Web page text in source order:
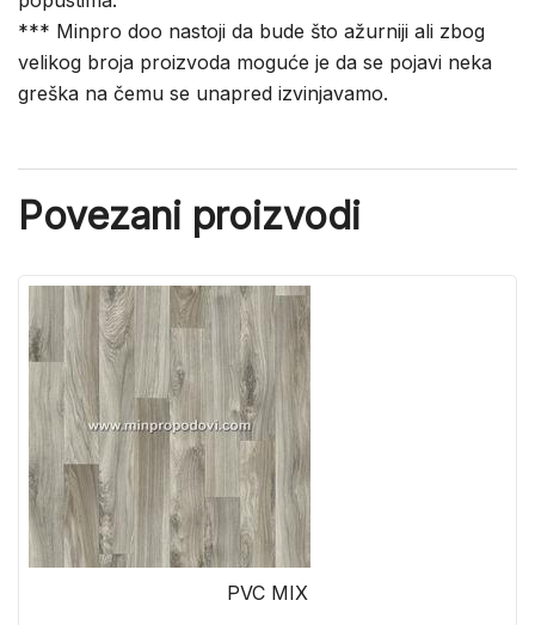
*** Minpro doo nastoji da bude što ažurniji ali zbog
velikog broja proizvoda moguće je da se pojavi neka
greška na čemu se unapred izvinjavamo.
Povezani proizvodi
PVC MIX